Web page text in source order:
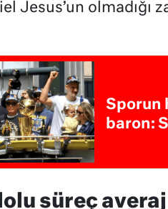
Jesus’un olmadığı
Sporun
baron:
süreç